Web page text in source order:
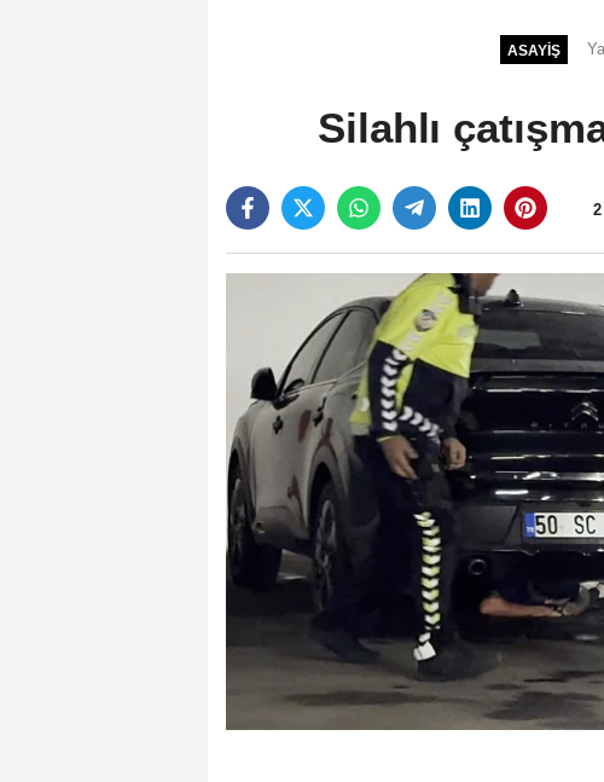
ASAYIŞ
Silahlı